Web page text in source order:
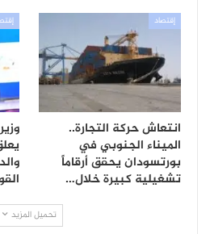
إقتصاد
انتعاش حركة التجارة..
الميناء الجنوبي في
بورتسودان يحقق أرقاماً
تشغيلية كبيرة خلال…
تحميل المزيد